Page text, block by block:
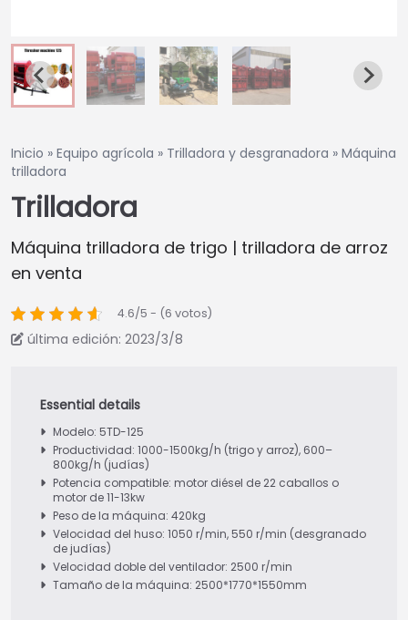
Inicio » Equipo agrícola » Trilladora y desgranadora » Máquina
trilladora
Trilladora
Máquina trilladora de trigo | trilladora de arroz
en venta
4.6/5 - (6 votos)
última edición: 2023/3/8
Modelo: 5TD-125
Productividad: 1000-1500kg/h (trigo y arroz), 600–
800kg/h (judías)
Potencia compatible: motor diésel de 22 caballos o
motor de 11-13kw
Peso de la máquina: 420kg
Velocidad del huso: 1050 r/min, 550 r/min (desgranado
de judías)
Velocidad doble del ventilador: 2500 r/min
Tamaño de la máquina: 2500*1770*1550mm